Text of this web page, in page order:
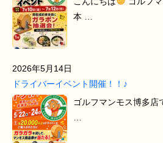
本 …
2026年5月14日
ドライバーイベント開催！！♪
ゴルフマンモス博多店